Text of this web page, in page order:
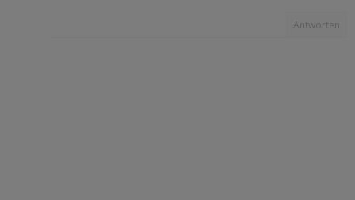
Antworten